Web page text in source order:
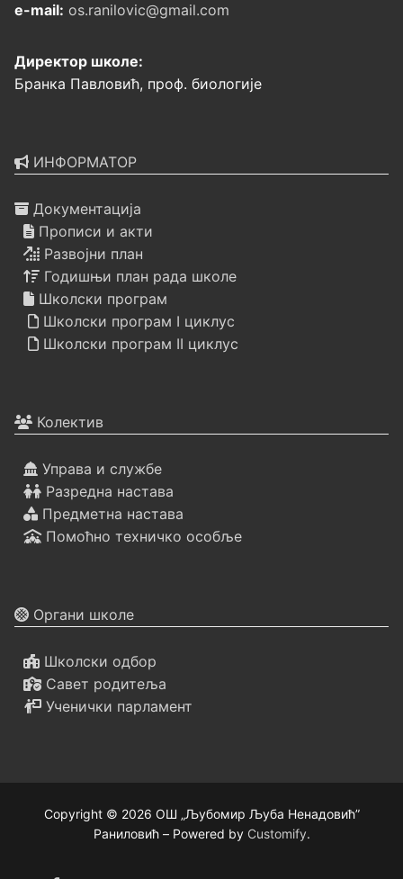
e-mail: os.ranilovic@gmail.com
Директор школе:
Бранка Павловић, проф. биологије
ИНФОРМАТОР
Документација
Прописи и акти
Развојни план
Годишњи план рада школе
Школски програм
Школски програм I циклус
Школски програм II циклус
Колектив
Управа и службе
Разредна настава
Предметна настава
Помоћно техничко особље
Органи школе
Школски одбор
Савет родитеља
Ученички парламент
Copyright © 2026 ОШ „Љубомир Љуба Ненадовић”
Раниловић – Powered by Customify.